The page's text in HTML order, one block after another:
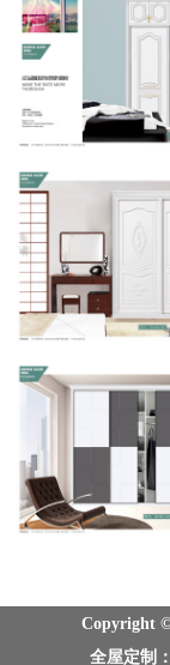
Copyright
全屋定制